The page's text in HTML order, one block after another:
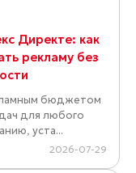
Директе: как
рекламу без
бюджетом
для любого
уста...
2026-07-29